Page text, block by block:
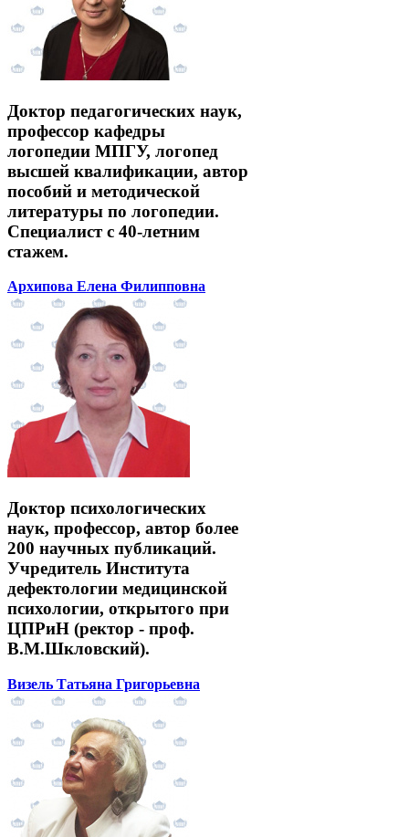
Доктор педагогических наук,
профессор кафедры
логопедии МПГУ, логопед
высшей квалификации, автор
пособий и методической
литературы по логопедии.
Специалист с 40-летним
стажем.
Архипова Елена Филипповна
Доктор психологических
наук, профессор, автор более
200 научных публикаций.
Учредитель Института
дефектологии медицинской
психологии, открытого при
ЦПРиН (ректор - проф.
В.М.Шкловский).
Визель Татьяна Григорьевна